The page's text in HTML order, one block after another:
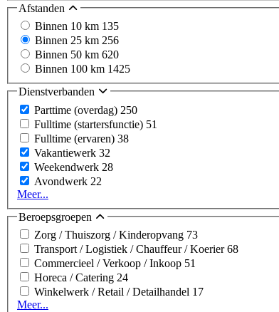
Afstanden
Binnen 10 km 135
Binnen 25 km 256
Binnen 50 km 620
Binnen 100 km 1425
Dienstverbanden
Parttime (overdag) 250
Fulltime (startersfunctie) 51
Fulltime (ervaren) 38
Vakantiewerk 32
Weekendwerk 28
Avondwerk 22
Meer...
Beroepsgroepen
Zorg / Thuiszorg / Kinderopvang 73
Transport / Logistiek / Chauffeur / Koerier68
Commercieel / Verkoop / Inkoop 51
Horeca / Catering 24
Winkelwerk / Retail / Detailhandel 17
Meer...